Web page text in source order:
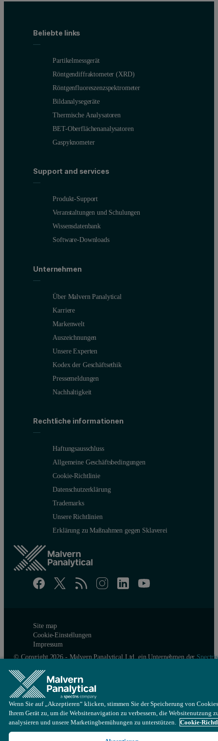
Beliebte links
Partikelmessgerät
Röntgendiffraktometer (XRD)
Röntgenfluoreszenzspektrometer
Bildanalysegeräte
Thermische Analysatoren
BET-Oberflächenanalysatoren
Gaspyknometer
Support and services
Produkt-Support
Veranstaltungen und Schulungen
Wissensdatenbank
Software-Downloads
Unternehmen
Über Malvern Panalytical
Karriere
Markenwelt
Auszeichnungen
Unsere Experten
Kodex der Geschäftsethik
Pressemeldungen
Nachhaltigkeit
Rechtliche informationen
Haftungsausschluss
Allgemeine Geschäftsbedingungen
Cookie-Richtlinie
Datenschutzerklärung
Trademarks
Unsere Richtlinien
Erklärung zu Maßnahmen gegen Sklaverei
Site map
Cookie-Einstellungen
Impressum
© Copyright 2026 - Malvern Panalytical Ltd, ein Unternehmen derSpectris
Wenn Sie auf „Akzeptieren“ klicken, stimmen Sie der Speicherung von
Ihrem Gerät zu, um die Websitenavigation zu verbessern, die Websitenutzung
analysieren und unsere Marketingbemühungen zu unterstützen. Cookie-